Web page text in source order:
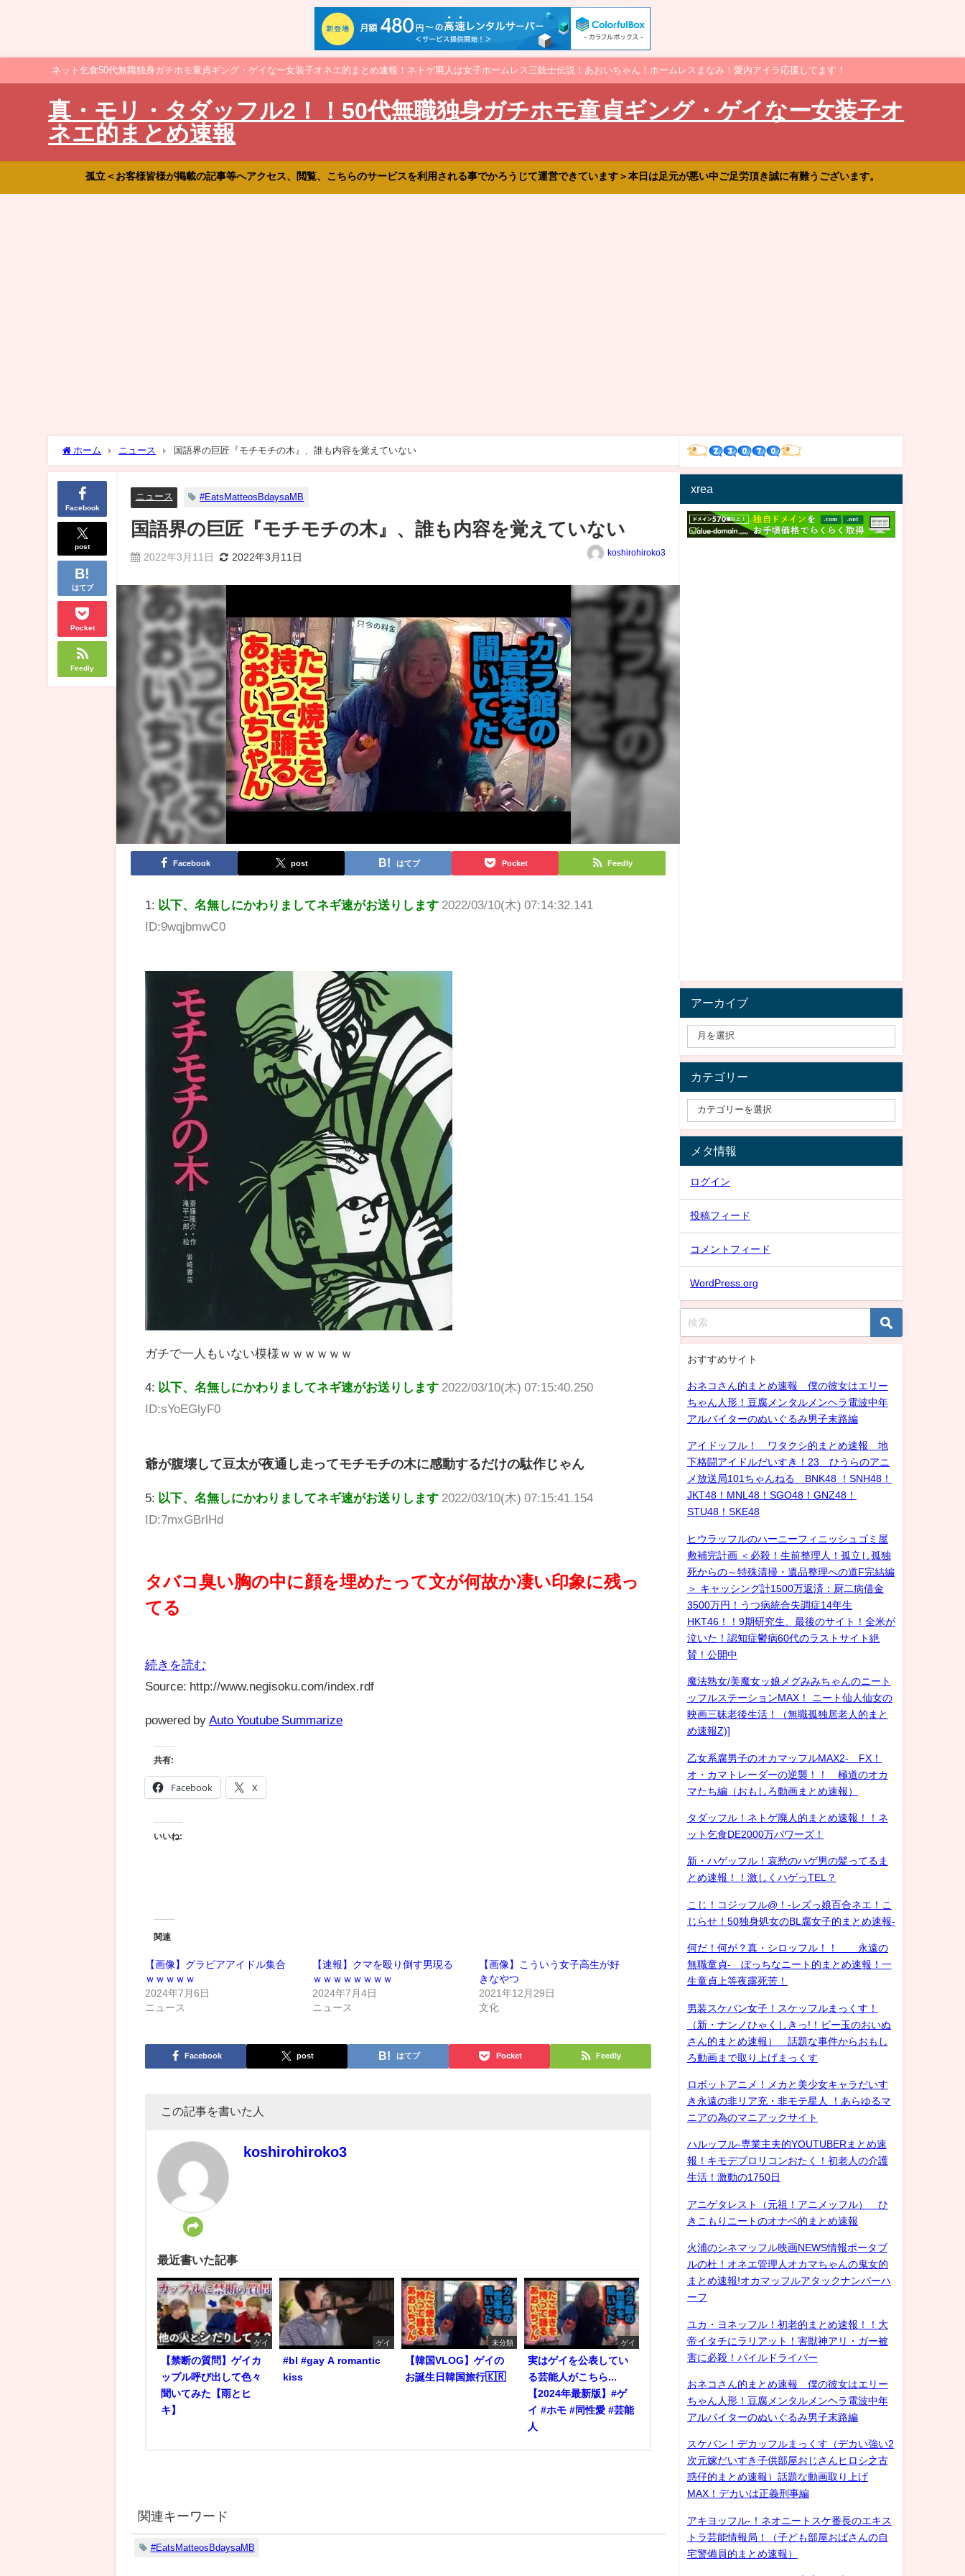
ネット乞食50代無職独身ガチホモ童貞ギング・ゲイなー女装子オネエ的まとめ速報！ネトゲ廃人は女子ホームレス三銃士伝説！あおいちゃん！ホームレスまなみ！愛内アイラ応援してます！
真・モリ・タダッフル2！！50代無職独身ガチホモ童貞ギング・ゲイなー女装子オ
ネエ的まとめ速報
孤立＜お客様皆様が掲載の記事等へアクセス、閲覧、こちらのサービスを利用される事でかろうじて運営できています＞本日は足元が悪い中ご足労頂き誠に有難うございます。
ホーム ニュース 国語界の巨匠『モチモチの木』、誰も内容を覚えていない
Facebook
post
はてブ
Pocket
Feedly
ニュース #EatsMatteosBdaysaMB
国語界の巨匠『モチモチの木』、誰も内容を覚えていない
2022年3月11日 2022年3月11日 koshirohiroko3
Facebook post はてブ Pocket Feedly
1: 以下、名無しにかわりましてネギ速がお送りします 2022/03/10(木) 07:14:32.141
ID:9wqjbmwC0
ガチで一人もいない模様ｗｗｗｗｗｗ
4: 以下、名無しにかわりましてネギ速がお送りします 2022/03/10(木) 07:15:40.250
ID:sYoEGlyF0
爺が腹壊して豆太が夜通し走ってモチモチの木に感動するだけの駄作じゃん
5: 以下、名無しにかわりましてネギ速がお送りします 2022/03/10(木) 07:15:41.154
ID:7mxGBrlHd
タバコ臭い胸の中に顔を埋めたって文が何故か凄い印象に残っ
てる
続きを読む
Source: http://www.negisoku.com/index.rdf
powered by Auto Youtube Summarize
共有:
Facebook X
いいね:
関連
【画像】グラビアアイドル集合
ｗｗｗｗｗ
2024年7月6日
ニュース
【速報】クマを殴り倒す男現る
ｗｗｗｗｗｗｗｗ
2024年7月4日
ニュース
【画像】こういう女子高生が好
きなやつ
2021年12月29日
文化
Facebook post はてブ Pocket Feedly
この記事を書いた人
koshirohiroko3
最近書いた記事
ゲイ
【禁断の質問】ゲイカ
ップル呼び出して色々
聞いてみた【雨とヒ
キ】
ゲイ
#bl #gay A romantic
kiss
未分類
【韓国VLOG】ゲイの
お誕生日韓国旅行🇰🇷
ゲイ
実はゲイを公表してい
る芸能人がこちら...
【2024年最新版】#ゲ
イ #ホモ #同性愛 #芸能
人
関連キーワード
#EatsMatteosBdaysaMB
xrea
アーカイブ
カテゴリー
メタ情報
ログイン
投稿フィード
コメントフィード
WordPress.org
おすすめサイト
おネコさん的まとめ速報 僕の彼女はエリー
ちゃん人形！豆腐メンタルメンヘラ電波中年
アルバイターのぬいぐるみ男子末路編
アイドッフル！ ワタクシ的まとめ速報 地
下格闘アイドルだいすき！23 ひうらのアニ
メ放送局101ちゃんねる BNK48 ！SNH48！
JKT48！MNL48！SGO48！GNZ48！
STU48！SKE48
ヒウラッフルのハーニーフィニッシュゴミ屋
敷補完計画 ＜必殺！生前整理人！孤立し孤独
死からの～特殊清掃・遺品整理への道F完結編
＞ キャッシング計1500万返済：厨二病借金
3500万円！うつ病統合失調症14年生
HKT46！！9期研究生、最後のサイト！全米が
泣いた！認知症鬱病60代のラストサイト絶
賛！公開中
魔法熟女/美魔女ッ娘メグみみちゃんのニート
ッフルステーションMAX！ ニート仙人仙女の
映画三昧老後生活！（無職孤独居老人的まと
め速報Z)]
乙女系腐男子のオカマッフルMAX2- FX！
オ・カマトレーダーの逆襲！！ 極道のオカ
マたち編（おもしろ動画まとめ速報）
タダッフル！ネトゲ廃人的まとめ速報！！ネ
ット乞食DE2000万パワーズ！
新・ハゲッフル！哀愁のハゲ男の髪ってるま
とめ速報！！激しくハゲっTEL？
こじ！コジッフル@！-レズっ娘百合ネエ！こ
じらせ！50独身処女のBL腐女子的まとめ速報-
何だ！何が？真・シロッフル！！ 永遠の
無職童貞- ぼっちなニート的まとめ速報！一
生童貞上等夜露死苦！
男装スケバン女子！スケッフルまっくす！
（新・ナンノひゃくしきっ!！ビー玉のおいぬ
さん的まとめ速報） 話題な事件からおもし
ろ動画まで取り上げまっくす
ロボットアニメ！メカと美少女キャラだいす
き永遠の非リア充・非モテ星人 ！あらゆるマ
ニアの為のマニアックサイト
ハルッフル-専業主夫的YOUTUBERまとめ速
報！キモデブロリコンおたく！初老人の介護
生活！激動の1750日
アニゲタレスト（元祖！アニメッフル） ひ
きこもりニートのオナベ的まとめ速報
火浦のシネマッフル映画NEWS情報ポータブ
ルの杜！オネエ管理人オカマちゃんの鬼女的
まとめ速報!オカマッフルアタックナンバーハ
ーフ
ユカ・ヨネッフル！初老的まとめ速報！！大
帝イタチにラリアット！害獣神アリ・ガー被
害に必殺！パイルドライバー
おネコさん的まとめ速報 僕の彼女はエリー
ちゃん人形！豆腐メンタルメンヘラ電波中年
アルバイターのぬいぐるみ男子末路編
スケバン！デカッフルまっくす（デカい強い2
次元嫁だいすき子供部屋おじさんヒロシ之古
惑仔的まとめ速報）話題な動画取り上げ
MAX！デカいは正義刑事編
アキヨッフル-！ネオニートスケ番長のエキス
トラ芸能情報局！（子ども部屋おばさんの自
宅警備員的まとめ速報）